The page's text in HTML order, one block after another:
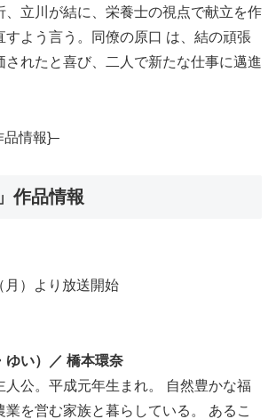
、立川が結に、栄養士の視点で献立を作
すよう言う。同僚の原口 は、結の頑張
されたと喜び、二人で新たな仕事に邁進
品情報}–
作品情報
月）より放送開始
ゆい）／ 橋本環奈
人公。平成元年生まれ。 自然豊かな福
業を営む家族と暮らしている。 あるこ